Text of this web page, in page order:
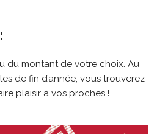
du montant de votre choix. Au
de fin d’année, vous trouverez
plaisir à vos proches !